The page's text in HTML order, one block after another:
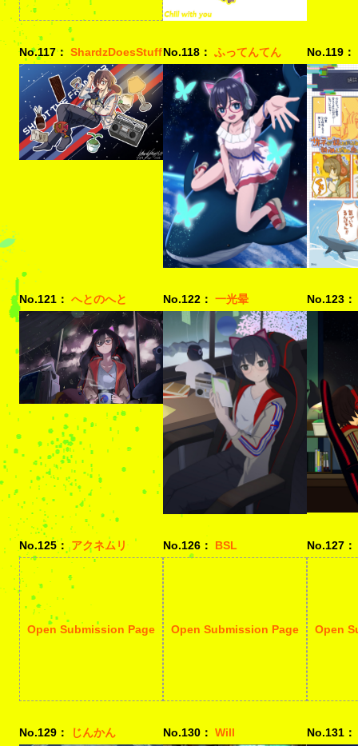
No.117： ShardzDoesStuffNo.118： ふってんてん No.119：
No.121： へとのへと No.122： 一光晕 No.123：
No.125： アクネムリ
Open Submission Page
No.126： BSL
Open Submission Page
No.127：
Open
No.129： じんかん No.130： Will No.131：